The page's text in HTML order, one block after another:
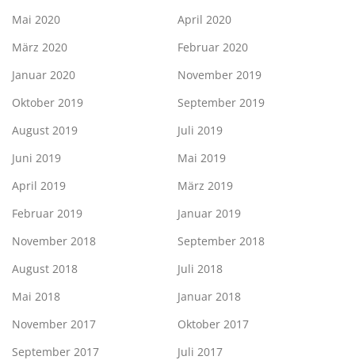
Mai 2020
April 2020
März 2020
Februar 2020
Januar 2020
November 2019
Oktober 2019
September 2019
August 2019
Juli 2019
Juni 2019
Mai 2019
April 2019
März 2019
Februar 2019
Januar 2019
November 2018
September 2018
August 2018
Juli 2018
Mai 2018
Januar 2018
November 2017
Oktober 2017
September 2017
Juli 2017